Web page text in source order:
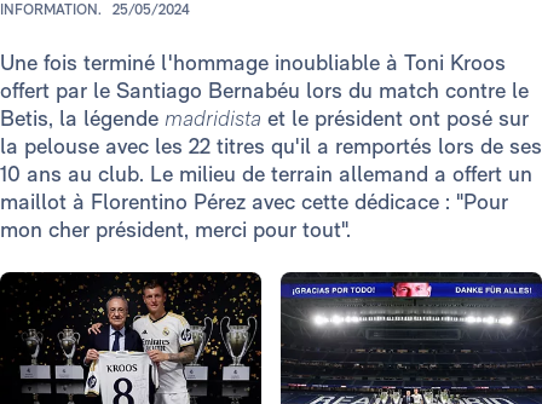
INFORMATION. 25/05/2024
Une fois terminé l'hommage inoubliable à Toni Kroos
offert par le Santiago Bernabéu lors du match contre le
Betis, la légende madridista et le président ont posé sur
la pelouse avec les 22 titres qu'il a remportés lors de ses
10 ans au club. Le milieu de terrain allemand a offert un
maillot à Florentino Pérez avec cette dédicace : "Pour
mon cher président, merci pour tout".